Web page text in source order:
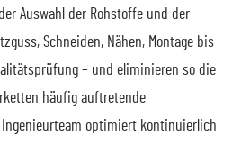
Auswahl der Rohstoffe und der
Schneiden, Nähen, Montage bis
– und eliminieren so die
häufig auftretende
optimiert kontinuierlich